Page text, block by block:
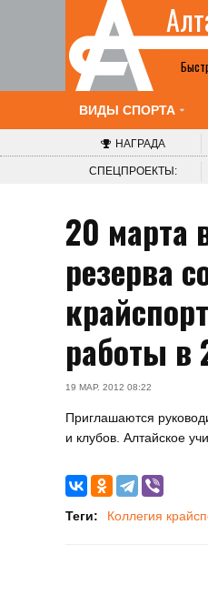
Все
ВИДЫ СПОРТА
НАГРАДА
СПЕЦПРОЕКТЫ:
20 марта
резерва
работы в
19 МАР. 2012 08:22
Приглашаются
и клубов. Алтайское
Теги: Коллегия